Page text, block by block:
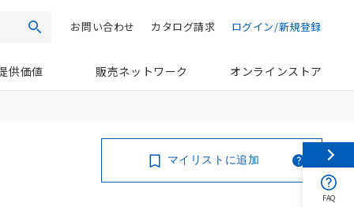
検索 ログイン/新規登録
カタログ請求
お問い合わせ
供価値 販売ネットワーク オンラインストア
マイリストに追加
FAQ